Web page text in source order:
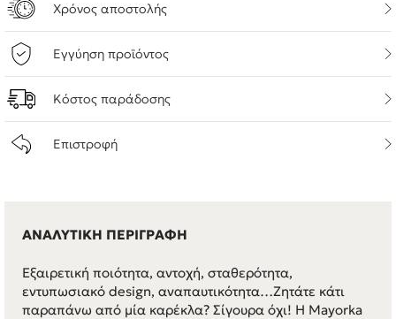
Χρόνος αποστολής
Εγγύηση προϊόντος
Κόστος παράδοσης
Επιστροφή
ΑΝΑΛΥΤΙΚΗ ΠΕΡΙΓΡΑΦΗ
Εξαιρετική ποιότητα, αντοχή, σταθερότητα,
εντυπωσιακό design, αναπαυτικότητα…Ζητάτε κάτι
παραπάνω από μία καρέκλα? Σίγουρα όχι! Η Mayorka